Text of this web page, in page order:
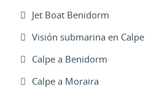
Jet Boat Benidorm
Visión submarina en Calpe
Calpe a Benidorm
Calpe a Moraira